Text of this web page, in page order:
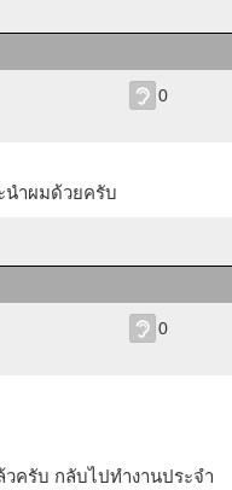
0
นำผมด้วยครับ
0
ครับ กลับไปทำงานประจำ